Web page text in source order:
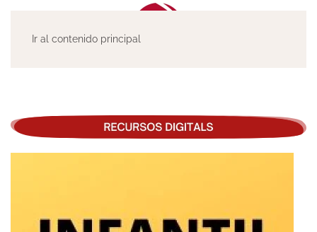
Ir al contenido principal